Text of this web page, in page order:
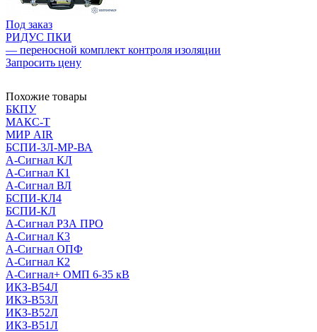
Под заказ
РИДУС ПКИ
— переносной комплект контроля изоляции
Запросить цену
Похожие товары
БКПУ
МАКС-Т
МИР AIR
БСПИ-3Л-МР-ВА
А-Сигнал КЛ
А-Сигнал К1
А-Сигнал ВЛ
БСПИ-КЛ4
БСПИ-КЛ
А-Сигнал РЗА ПРО
А-Сигнал К3
А-Сигнал ОПФ
А-Сигнал К2
А-Сигнал+ ОМП 6-35 кВ
ИКЗ-В54Л
ИКЗ-В53Л
ИКЗ-В52Л
ИКЗ-В51Л